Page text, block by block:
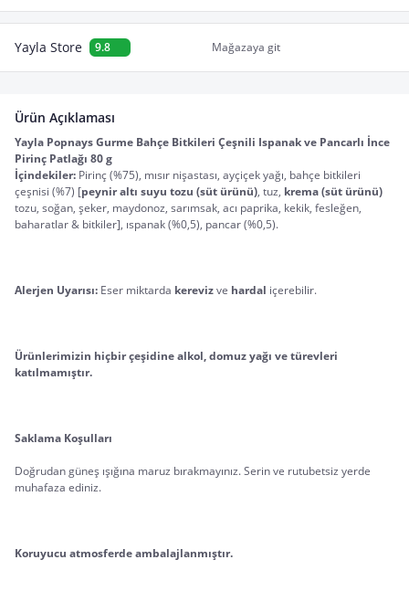
Yayla Store 9.8 Mağazaya git
Ürün Açıklaması
Yayla Popnays Gurme Bahçe Bitkileri Çeşnili Ispanak ve Pancarlı İnce
Pirinç Patlağı 80 g
İçindekiler: Pirinç (%75), mısır nişastası, ayçiçek yağı, bahçe bitkileri
çeşnisi (%7) [peynir altı suyu tozu (süt ürünü), tuz,
tozu, soğan, şeker, maydonoz, sarımsak, acı paprika, kekik, fesleğen,
baharatlar & bitkiler], ıspanak (%0,5), pancar (%0,5).
Alerjen Uyarısı: Eser miktarda kereviz ve hardal içerebilir.
Ürünlerimizin hiçbir çeşidine alkol, domuz yağı ve türevleri
katılmamıştır.
Saklama Koşulları
Doğrudan güneş ışığına maruz bırakmayınız. Serin ve rutubetsiz yerde
muhafaza ediniz.
Koruyucu atmosferde ambalajlanmıştır.